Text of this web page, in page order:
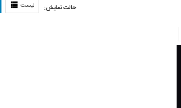
حالت نمایش: لیست